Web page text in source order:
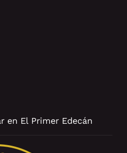
en El Primer Edecán